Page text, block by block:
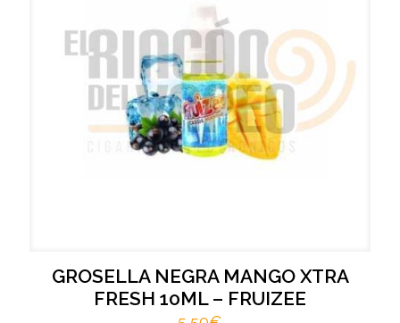
GROSELLA NEGRA MANGO XTRA
FRESH 10ML – FRUIZEE